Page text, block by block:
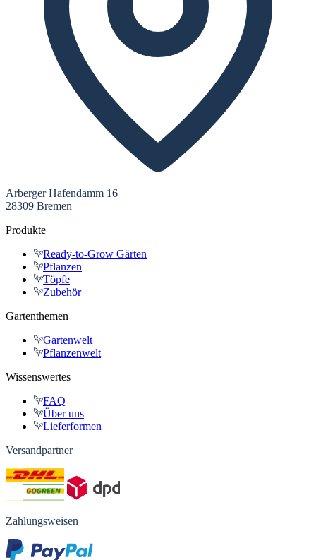
Arberger Hafendamm 16
28309 Bremen
Produkte
Ready-to-Grow Gärten
Pflanzen
Töpfe
Zubehör
Gartenthemen
Gartenwelt
Pflanzenwelt
Wissenswertes
FAQ
Über uns
Lieferformen
Versandpartner
Zahlungsweisen